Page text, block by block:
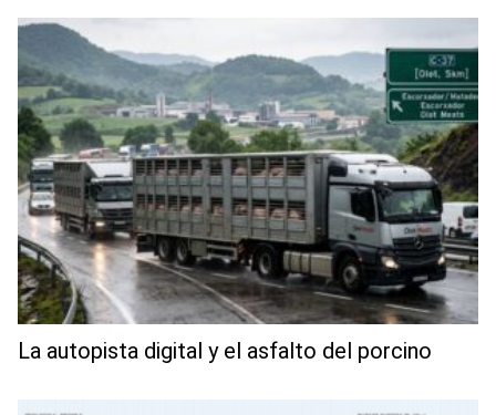
La autopista digital y el asfalto del porcino